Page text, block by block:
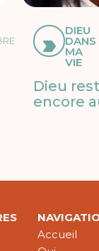
DIEU
DANS
MA
VIE
Dieu
encore
Accueil